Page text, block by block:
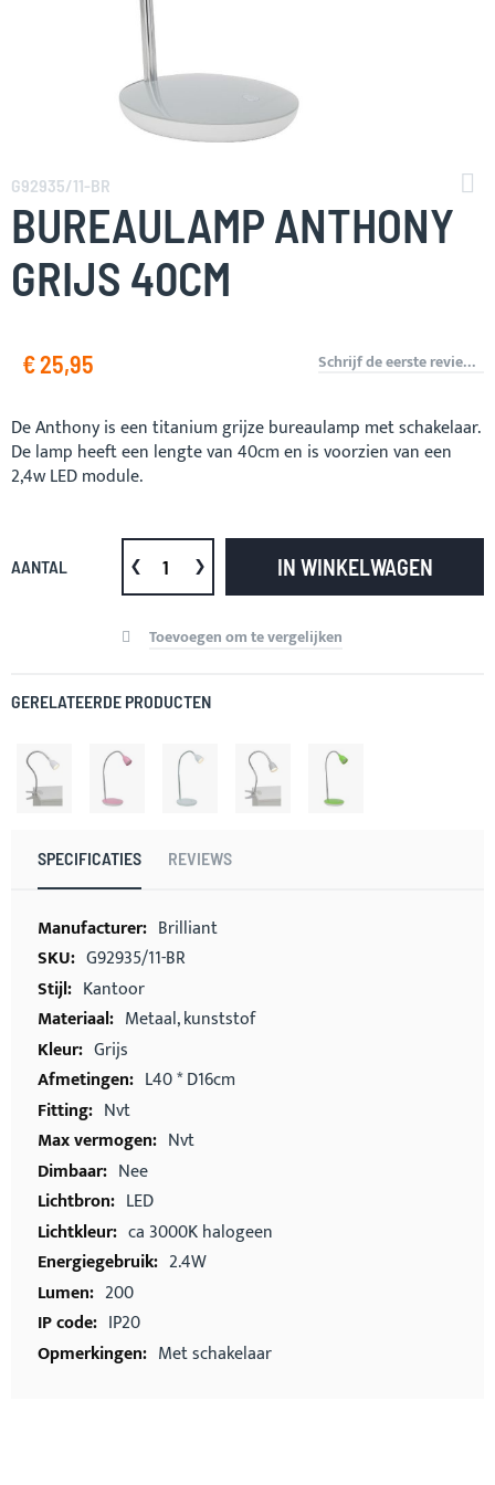
naar
het
begin
van
de
afbeeldingen-
G92935/11-BR
BUREAULAMP ANTHONY
GRIJS 40CM
€ 25,95 Schrijf de eerste review over dit product
De Anthony is een titanium grijze bureaulamp met schakelaar.
De lamp heeft een lengte van 40cm en is voorzien van een
2,4w LED module.
AANTAL IN WINKELWAGEN
Toevoegen om te vergelijken
GERELATEERDE PRODUCTEN
SPECIFICATIES REVIEWS
Meer
informatie
Brilliant
G92935/11-BR
Kantoor
Metaal, kunststof
Grijs
L40 * D16cm
Nvt
Nvt
Nee
LED
ca 3000K halogeen
2.4W
200
IP20
Met schakelaar